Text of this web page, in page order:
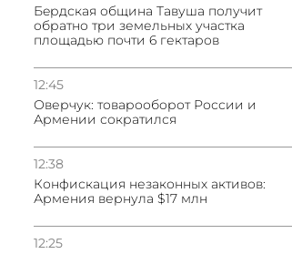
Бeрдская община Тавуша получит
обратно три земельных участка
площадью почти 6 гектаров
12:45
Оверчук: товарооборот России и
Армении сократился
12:38
Конфискация незаконных активов:
Армения вернула $17 млн
12:25